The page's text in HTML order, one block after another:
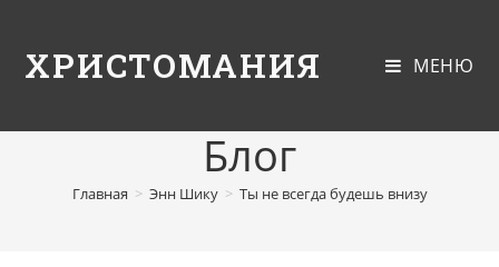
ХРИСТОМАНИЯ МЕНЮ
Блог
Главная > Энн Шику > Ты не всегда будешь внизу